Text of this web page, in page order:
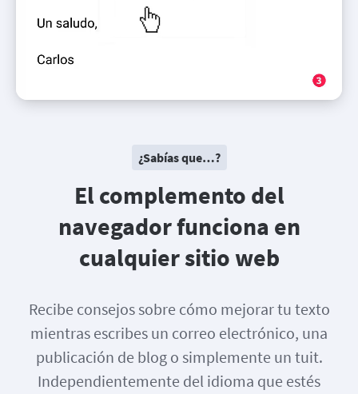
¿Sabías que…?
El complemento del
navegador funciona en
cualquier sitio web
Recibe consejos sobre cómo mejorar tu texto
mientras escribes un correo electrónico, una
publicación de blog o simplemente un tuit.
Independientemente del idioma que estés